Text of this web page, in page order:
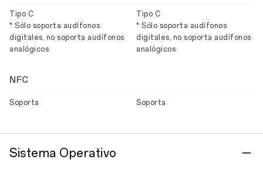
Tipo C
* Sólo soporta audífonos
digitales, no soporta audífonos
analógicos.
Tipo C
* Sólo soporta audífonos
digitales, no soporta audífonos
analógicos.
NFC
Soporta Soporta
Sistema Operativo